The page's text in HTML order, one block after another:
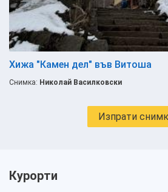
Хижа "Камен дел" във Витоша
Снимка: Николай Василковски
Изпрати
Курорти